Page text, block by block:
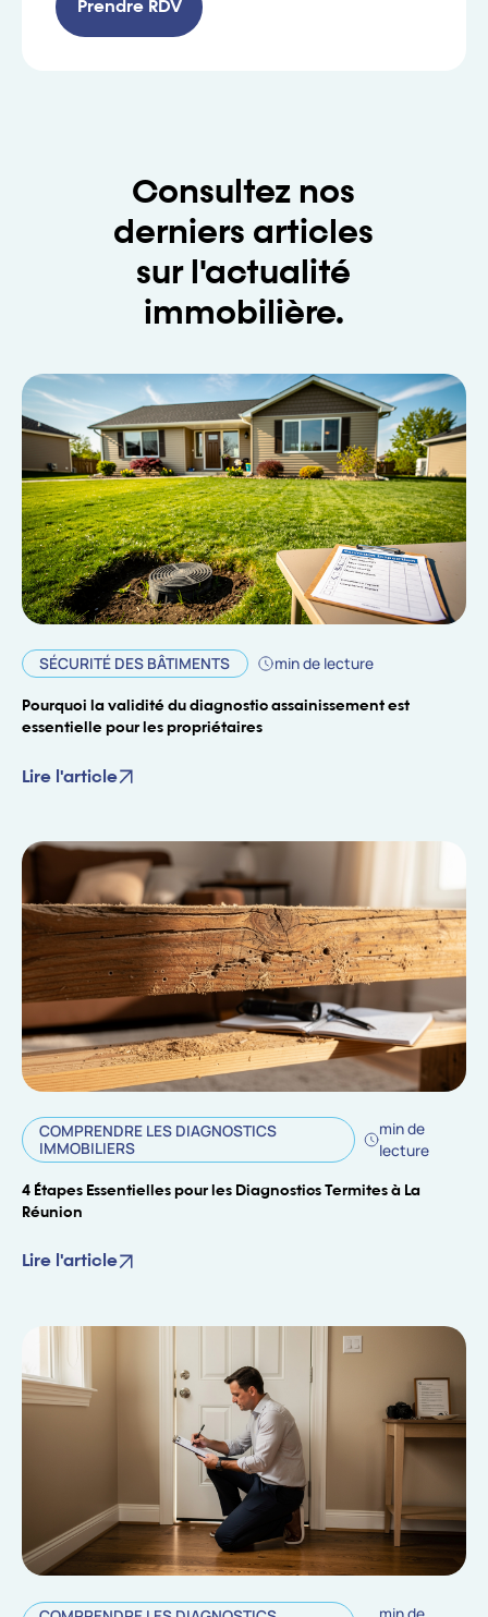
Prendre RDV
Consultez nos
derniers articles
sur l'actualité
immobilière.
SÉCURITÉ DES BÂTIMENTS min de lecture
Pourquoi la validité du diagnostic assainissement est
essentielle pour les propriétaires
Lire l'article
COMPRENDRE LES DIAGNOSTICS
IMMOBILIERS
min de
lecture
4 Étapes Essentielles pour les Diagnostics Termites à La
Réunion
Lire l'article